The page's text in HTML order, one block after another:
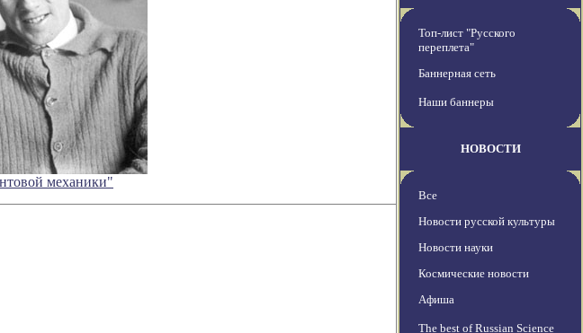
механики"
Топ-лист "Русского
переплета"
Баннерная сеть
Наши баннеры
НОВОСТИ
Все
Новости русской культуры
Новости науки
Космические новости
Афиша
The best of Russian Science